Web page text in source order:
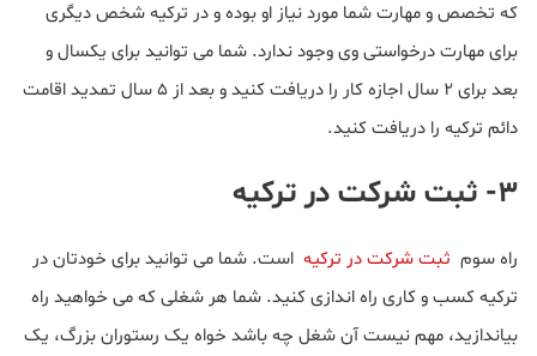
که تخصص و مهارت شما مورد نیاز او بوده و در ترکیه شخص دیگری
برای مهارت درخواستی وی وجود ندارد. شما می توانید برای یکسال و
بعد برای ۲ سال اجازه کار را دریافت کنید و بعد از ۵ سال تمدید اقامت
دائم ترکیه را دریافت کنید.
۳- ثبت شرکت در ترکیه
راه سوم ثبت شرکت در ترکیه است. شما می توانید برای خودتان در
ترکیه کسب و کاری راه اندازی کنید. شما هر شغلی که می خواهید راه
بیاندازید، مهم نیست آن شغل چه باشد خواه یک رستوران بزرگ، یک